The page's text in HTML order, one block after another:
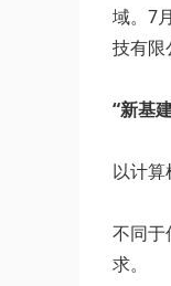
域。7
技有限
“新基
以计
不同于
求。